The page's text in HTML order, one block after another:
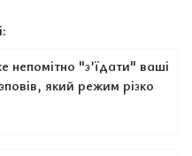
непомітно "з’їдати" ваші
який режим різко